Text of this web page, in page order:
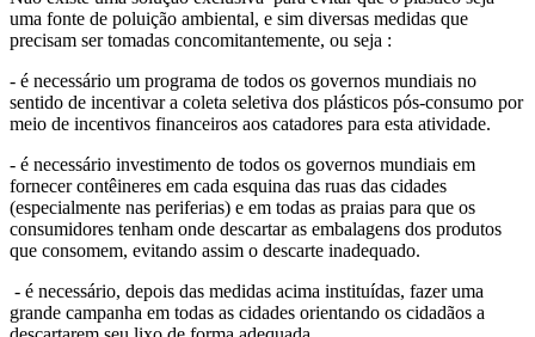
uma fonte de poluição ambiental, e sim diversas medidas que
precisam ser tomadas concomitantemente, ou seja :
- é necessário um programa de todos os governos mundiais no
sentido de incentivar a coleta seletiva dos plásticos pós-consumo por
meio de incentivos financeiros aos catadores para esta atividade.
- é necessário investimento de todos os governos mundiais em
fornecer contêineres em cada esquina das ruas das cidades
(especialmente nas periferias) e em todas as praias para que os
consumidores tenham onde descartar as embalagens dos produtos
que consomem, evitando assim o descarte inadequado.
- é necessário, depois das medidas acima instituídas, fazer uma
grande campanha em todas as cidades orientando os cidadãos a